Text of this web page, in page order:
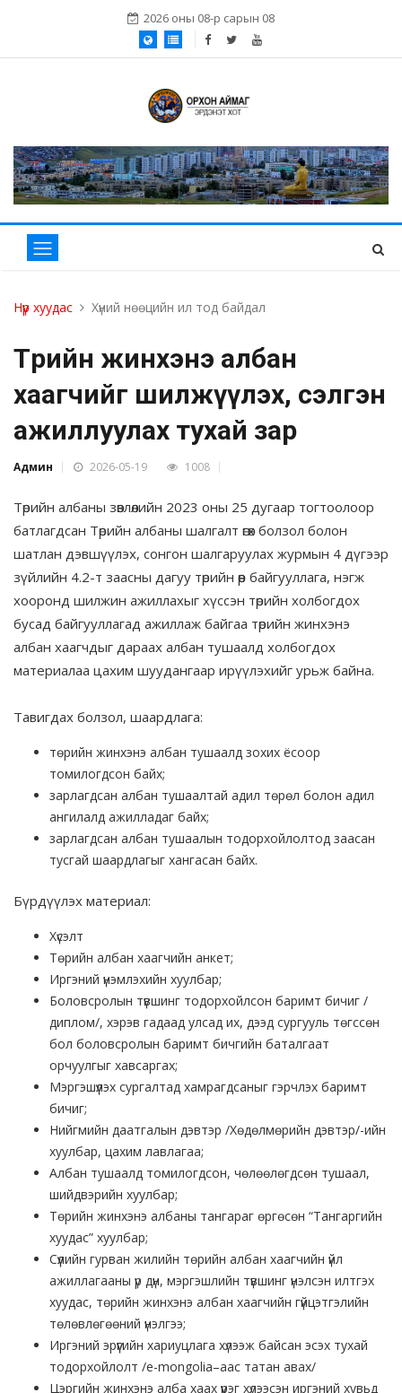
2026 оны 08-р сарын 08
Нүүр хуудас Хүний нөөцийн ил тод байдал
Төрийн жинхэнэ албан
хаагчийг шилжүүлэх, сэлгэн
ажиллуулах тухай зар
Админ 2026-05-19 1008
Төрийн албаны зөвлөлийн 2023 оны 25 дугаар тогтоолоор
батлагдсан Төрийн албаны шалгалт өгөх болзол болон
шатлан дэвшүүлэх, сонгон шалгаруулах журмын 4 дүгээр
зүйлийн 4.2-т заасны дагуу төрийн өөр байгууллага, нэгж
хооронд шилжин ажиллахыг хүссэн төрийн холбогдох
бусад байгууллагад ажиллаж байгаа төрийн жинхэнэ
албан хаагчдыг дараах албан тушаалд холбогдох
материалаа цахим шуудангаар ирүүлэхийг урьж байна.
Тавигдах болзол, шаардлага:
төрийн жинхэнэ албан тушаалд зохих ёсоор
томилогдсон байх;
зарлагдсан албан тушаалтай адил төрөл болон адил
ангилалд ажилладаг байх;
зарлагдсан албан тушаалын тодорхойлолтод заасан
тусгай шаардлагыг хангасан байх.
Бүрдүүлэх материал:
Хүсэлт
Төрийн албан хаагчийн анкет;
Иргэний үнэмлэхийн хуулбар;
Боловсролын түвшинг тодорхойлсон баримт бичиг /
диплом/, хэрэв гадаад улсад их, дээд сургууль төгссөн
бол боловсролын баримт бичгийн баталгаат
орчуулгыг хавсаргах;
Мэргэшүүлэх сургалтад хамрагдсаныг гэрчлэх баримт
бичиг;
Нийгмийн даатгалын дэвтэр /Хөдөлмөрийн дэвтэр/-ийн
хуулбар, цахим лавлагаа;
Албан тушаалд томилогдсон, чөлөөлөгдсөн тушаал,
шийдвэрийн хуулбар;
Төрийн жинхэнэ албаны тангараг өргөсөн “Тангаргийн
хуудас” хуулбар;
Сүүлийн гурван жилийн төрийн албан хаагчийн үйл
ажиллагааны үр дүн, мэргэшлийн түвшинг үнэлсэн илтгэх
хуудас, төрийн жинхэнэ албан хаагчийн гүйцэтгэлийн
төлөвлөгөөний үнэлгээ;
Иргэний эрүүгийн хариуцлага хүлээж байсан эсэх тухай
тодорхойлолт /e-mongolia–аас татан авах/
Цэргийн жинхэнэ алба хаах үүрэг хүлээсэн иргэний хувьд